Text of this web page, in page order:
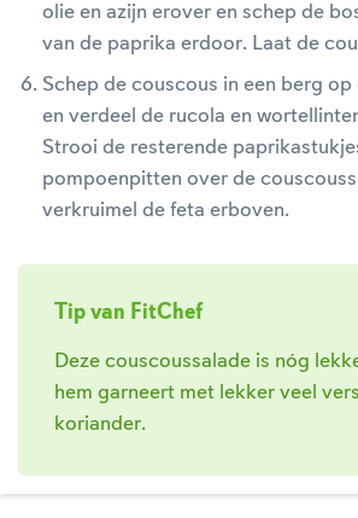
olie en azijn erover en schep de
van de paprika erdoor. Laat de
Schep de couscous in een berg op
en verdeel de rucola en
Strooi de resterende
pompoenpitten over de
verkruimel de feta erboven.
Tip van FitChef
Deze couscoussalade is nóg
hem garneert met lekker veel
koriander.